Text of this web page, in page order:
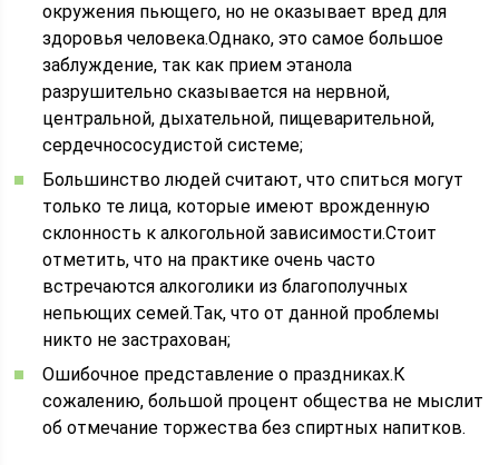
окружения пьющего, но не оказывает вред для
здоровья человека.Однако, это самое большое
заблуждение, так как прием этанола
разрушительно сказывается на нервной,
центральной, дыхательной, пищеварительной,
сердечнососудистой системе;
Большинство людей считают, что спиться могут
только те лица, которые имеют врожденную
склонность к алкогольной зависимости.Стоит
отметить, что на практике очень часто
встречаются алкоголики из благополучных
непьющих семей.Так, что от данной проблемы
никто не застрахован;
Ошибочное представление о праздниках.К
сожалению, большой процент общества не мыслит
об отмечание торжества без спиртных напитков.